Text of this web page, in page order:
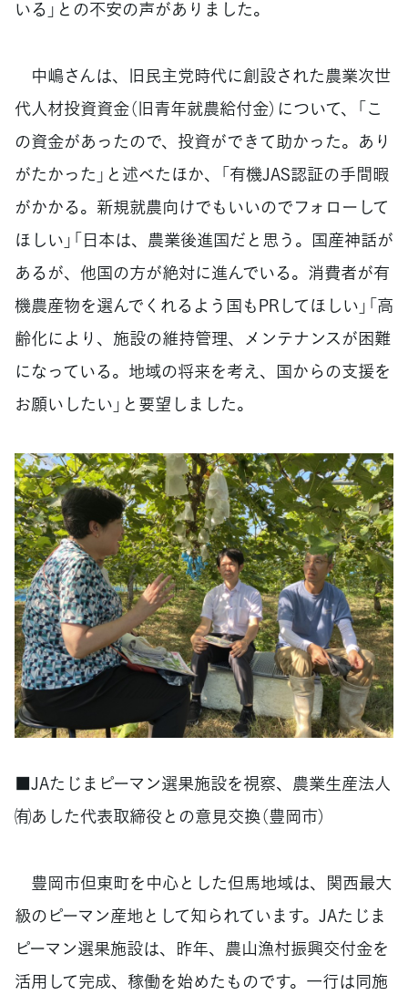
いる」との不安の声がありました。
中嶋さんは、旧民主党時代に創設された農業次世
代人材投資資金（旧青年就農給付金）について、「こ
の資金があったので、投資ができて助かった。あり
がたかった」と述べたほか、「有機JAS認証の手間暇
がかかる。新規就農向けでもいいのでフォローして
ほしい」「日本は、農業後進国だと思う。国産神話が
あるが、他国の方が絶対に進んでいる。消費者が有
機農産物を選んでくれるよう国もPRしてほしい」「高
齢化により、施設の維持管理、メンテナンスが困難
になっている。地域の将来を考え、国からの支援を
お願いしたい」と要望しました。
■JAたじまピーマン選果施設を視察、農業生産法人
㈲あした代表取締役との意見交換（豊岡市）
豊岡市但東町を中心とした但馬地域は、関西最大
級のピーマン産地として知られています。JAたじま
ピーマン選果施設は、昨年、農山漁村振興交付金を
活用して完成、稼働を始めたものです。一行は同施